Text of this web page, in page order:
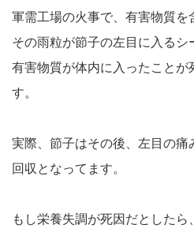
軍需工場の火事で、有害物質を
その雨粒が節子の左目に入るシ
有害物質が体内に入ったことが
す。
実際、節子はその後、左目の
回収となってます。
もし栄養失調が死因だとした